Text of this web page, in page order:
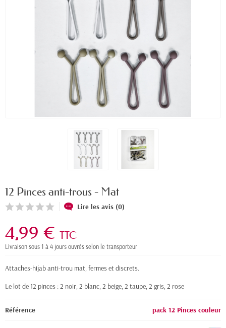
12 Pinces anti-trous - Mat
Lire les avis (0)
4,99 € TTC
Livraison sous 1 à 4 jours ouvrés selon le transporteur
Attaches-hijab anti-trou mat, fermes et discrets.
Le lot de 12 pinces : 2 noir, 2 blanc, 2 beige, 2 taupe, 2 gris, 2 rose
Référence pack 12 Pinces couleur